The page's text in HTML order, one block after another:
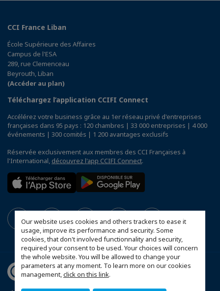
Our website uses cookies and others trackers to ease it
usage, improve its performance and security. Some
cookies, that don't involved functionnality and security,
required your consent to be used. Your choices will concern
the whole website. You will be allowed to change your
parameters at any moment. To learn more on our cookies
management,click on this link.
CCI France Liban
École Supérieure des Affaires
Campus de l'ESA
289, rue Clemenceau
Beyrouth, Liban
(Accéder au plan)
Téléchargez l’application CCIFI Connect
Accélérez votre business grâce au 1er réseau privé d'entreprises
françaises dans 95 pays : 120 chambres | 33 000 entreprises | 4 000
événements | 300 comités | 1 200 avantages exclusifs
Réservée exclusivement aux membres des CCI Françaises à
l'International, découvrez l'app CCIFI Connect.